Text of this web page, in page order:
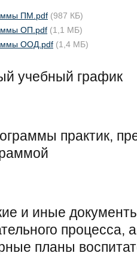
ПМ.pdf (987 КБ)
ОП.pdf (1,1 МБ)
ООД.pdf (1,4 МБ)
учебный график
практик,
и иные
процесса,
планы